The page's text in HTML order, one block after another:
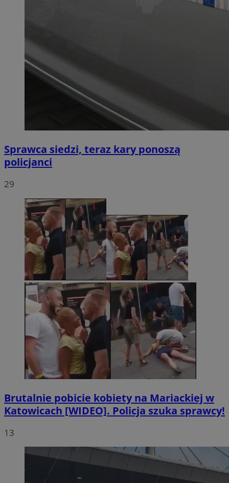
Sprawca siedzi, teraz kary ponoszą
policjanci
29
Brutalnie pobicie kobiety na Mariackiej w
Katowicach [WIDEO]. Policja szuka sprawcy!
13